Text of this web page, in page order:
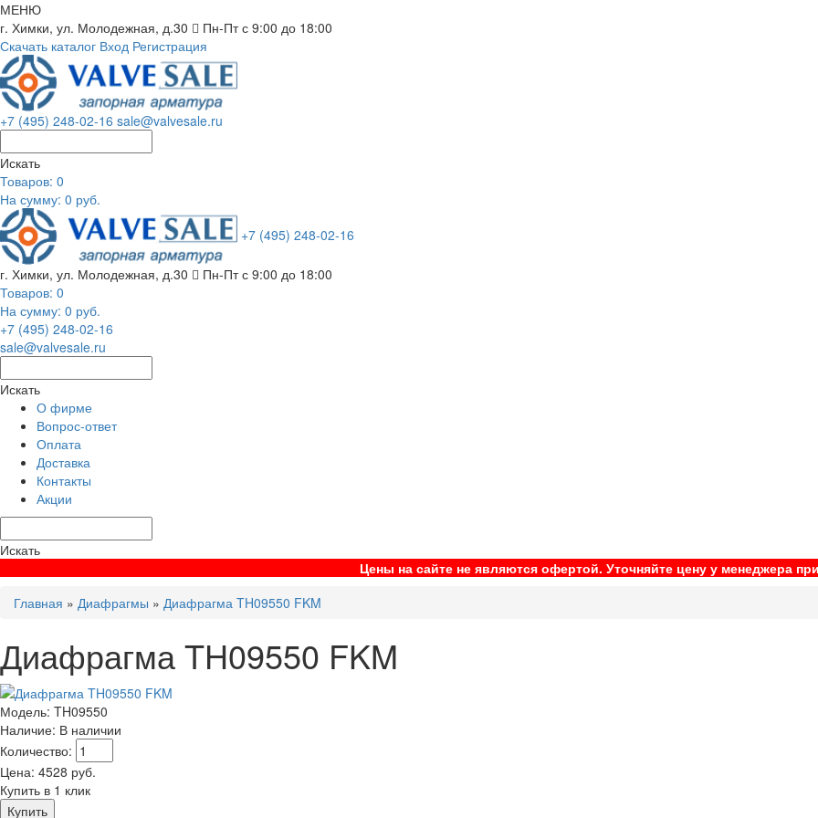
МЕНЮ
г. Химки, ул. Молодежная, д.30
Пн-Пт с 9:00 до 18:00
Скачать каталог Вход Регистрация
+7 (495) 248-02-16 sale@valvesale.ru
Искать
Товаров: 0
На сумму: 0 руб.
+7 (495) 248-02-16
г. Химки, ул. Молодежная, д.30
Пн-Пт с 9:00 до 18:00
Товаров: 0
На сумму: 0 руб.
+7 (495) 248-02-16
sale@valvesale.ru
Искать
О фирме
Вопрос-ответ
Оплата
Доставка
Контакты
Акции
Искать
Цены на сайте не являются офертой. Уточняйте цену у менеджера
Главная » Диафрагмы » Диафрагма TH09550 FKM
Диафрагма TH09550 FKM
Модель: TH09550
Наличие: В наличии
Количество:
Цена: 4528 руб.
Купить в 1 клик